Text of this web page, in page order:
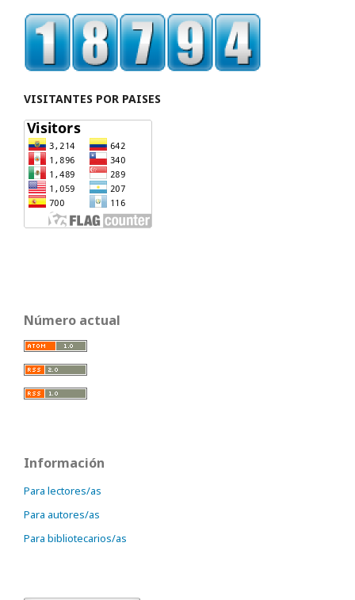
VISITANTES POR PAISES
Número actual
Información
Para lectores/as
Para autores/as
Para bibliotecarios/as